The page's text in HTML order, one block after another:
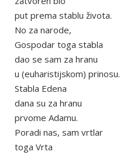
put prema stablu života.
No za narode,
Gospodar toga stabla
dao se sam za hranu
u (euharistijskom) prinosu.
Stabla Edena
dana su za hranu
prvome Adamu.
Poradi nas, sam vrtlar
toga Vrta